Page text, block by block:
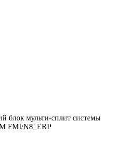
блок мульти-сплит системы
FMI/N8_ERP